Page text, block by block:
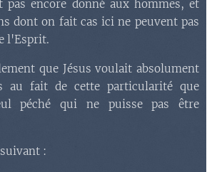
pas encore donné aux hommes, et
dont on fait cas ici ne peuvent pas
l'Esprit.
que Jésus voulait absolument
au fait de cette particularité que
péché qui ne puisse pas être
: